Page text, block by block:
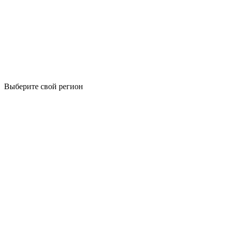
Выберите свой регион